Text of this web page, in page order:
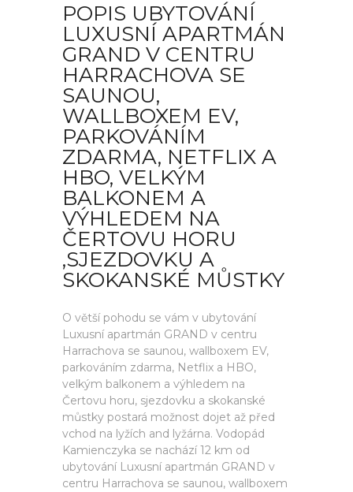
POPIS UBYTOVÁNÍ
LUXUSNÍ APARTMÁN
GRAND V CENTRU
HARRACHOVA SE
SAUNOU,
WALLBOXEM EV,
PARKOVÁNÍM
ZDARMA, NETFLIX A
HBO, VELKÝM
BALKONEM A
VÝHLEDEM NA
ČERTOVU HORU
,SJEZDOVKU A
SKOKANSKÉ MŮSTKY
O větší pohodu se vám v ubytování
Luxusní apartmán GRAND v centru
Harrachova se saunou, wallboxem EV,
parkováním zdarma, Netflix a HBO,
velkým balkonem a výhledem na
Čertovu horu, sjezdovku a skokanské
můstky postará možnost dojet až před
vchod na lyžích and lyžárna. Vodopád
Kamienczyka se nachází 12 km od
ubytování Luxusní apartmán GRAND v
centru Harrachova se saunou, wallboxem